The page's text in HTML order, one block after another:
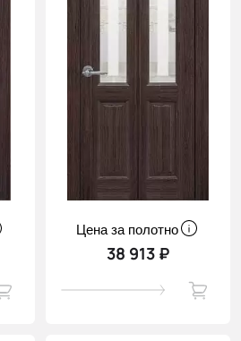
Цена за полотно
38 913 ₽